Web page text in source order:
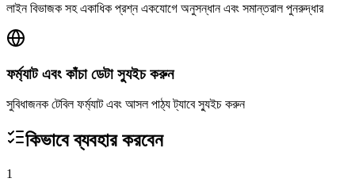
লাইন বিভাজক সহ একাধিক প্রশ্ন একযোগে অনুসন্ধান এবং সমান্তরাল পুনরুদ্ধার
ফর্ম্যাট এবং কাঁচা ডেটা স্যুইচ করুন
সুবিধাজনক টেবিল ফর্ম্যাট এবং আসল পাঠ্য ট্যাবে স্যুইচ করুন
কিভাবে ব্যবহার করবেন
1